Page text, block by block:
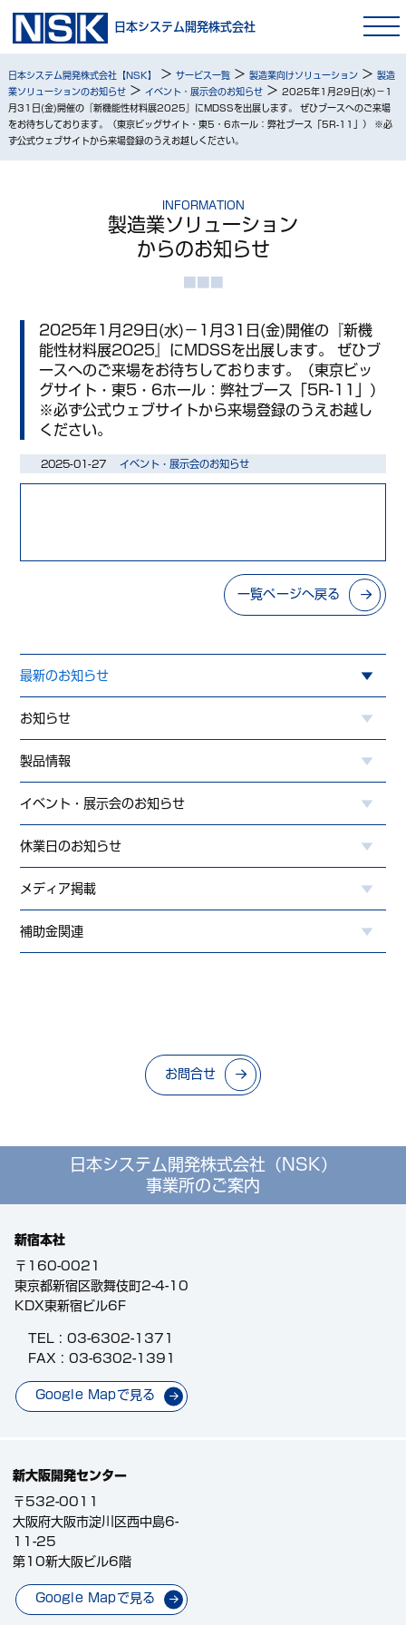
日本システム開発株式会社
日本システム開発株式会社【NSK】 > サービス一覧> 製造業向けソリューション> 製造
業ソリューションのお知らせ> イベント・展示会のお知らせ> 2025年1月29日(水)－1
月31日(金)開催の『新機能性材料展2025』にMDSSを出展します。 ぜひブースへのご来場
をお待ちしております。（東京ビッグサイト・東5・6ホール：弊社ブース「5R-11」） ※必
ず公式ウェブサイトから来場登録のうえお越しください。
INFORMATION
製造業ソリューション
からのお知らせ
最新のお知らせ
お知らせ
製品情報
イベント・展示会のお知らせ
休業日のお知らせ
メディア掲載
補助金関連
2025年1月29日(水)－1月31日(金)開催の『新機
能性材料展2025』にMDSSを出展します。 ぜひブ
ースへのご来場をお待ちしております。（東京ビッ
グサイト・東5・6ホール：弊社ブース「5R-11」）
※必ず公式ウェブサイトから来場登録のうえお越し
ください。
2025-01-27 イベント・展示会のお知らせ
一覧ページへ戻る
お問合せ
日本システム開発株式会社（NSK）
事業所のご案内
新宿本社
〒160-0021
東京都新宿区歌舞伎町2-4-10
KDX東新宿ビル6F
TEL : 03-6302-1371
FAX : 03-6302-1391
Google Mapで見る
新大阪開発センター
〒532-0011
大阪府大阪市淀川区西中島6-
11-25
第10新大阪ビル6階
Google Mapで見る